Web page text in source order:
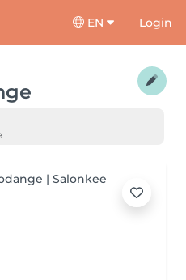
EN Login